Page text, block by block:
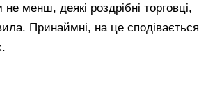
менш, деякі роздрібні торговці,
Принаймні, на це сподівається